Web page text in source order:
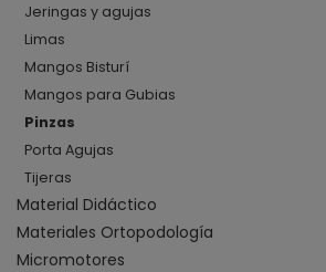
Jeringas y agujas
Limas
Mangos Bisturí
Mangos para Gubias
Pinzas
Porta Agujas
Tijeras
Material Didáctico
Materiales Ortopodología
Micromotores